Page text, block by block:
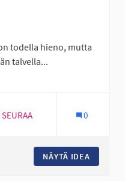
todella hieno, mutta
talvella...
Seinäjoki
1 SEURAAJA
SEURAA 0
NÄYTÄ IDEA